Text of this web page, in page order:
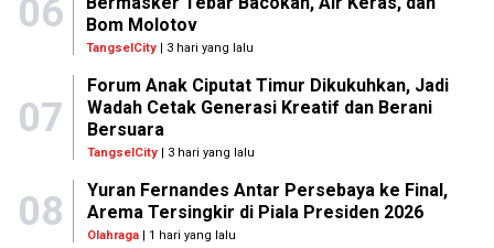
06
Bom Molotov
TangselCity | 3 hari yang lalu
07
Forum Anak Ciputat Timur Dikukuhkan, Jadi
Wadah Cetak Generasi Kreatif dan Berani
Bersuara
TangselCity| 3 hari yang lalu
08
Yuran Fernandes Antar Persebaya ke Final,
Arema Tersingkir di Piala Presiden 2026
Olahraga| 1 hari yang lalu